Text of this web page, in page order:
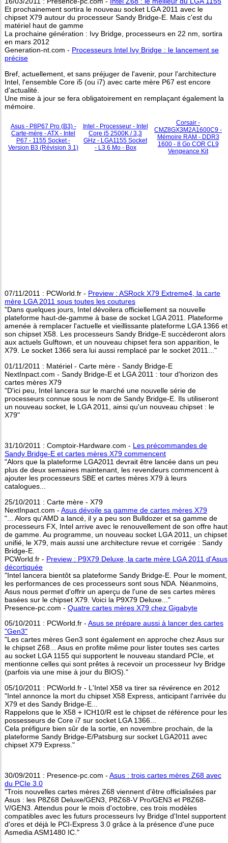
Et prochainement sortira le nouveau socket LGA 2011 avec le
chipset X79 autour du processeur Sandy Bridge-E. Mais c'est du
matériel haut de gamme
La prochaine génération : Ivy Bridge, processeurs en 22 nm, sortira
en mars 2012
Generation-nt.com - Processeurs Intel Ivy Bridge : le lancement se
précise
Bref, actuellement, et sans préjuger de l'avenir, pour l'architecture
Intel, l'ensemble Core i5 (ou i7) avec carte mère P67 est encore
d'actualité.
Une mise à jour se fera obligatoirement en remplaçant également la
mémoire.
Asus - P8P67 Pro (B3) -
Carte-mère - ATX - Intel
P67 - 1155 Socket -
Version B3 (Révision 3.1)
Intel - Processeur - Intel
Core i5 2500K / 3,3
GHz - LGA1155 Socket
- L3 6 Mo - Box
Corsair -
CMZ8GX3M2A1600C9 -
Mémoire RAM - DDR3
1600 - 8 Go COR CL9
Vengeance Kit
07/11/2011 : PCWorld.fr - Preview : ASRock X79 Extreme4, la carte
mère LGA 2011 sous toutes les coutures
"Dans quelques jours, Intel dévoilera officiellement sa nouvelle
plateforme haut-de-gamme à base de socket LGA 2011. Plateforme
amenée à remplacer l'actuelle et vieillissante plateforme LGA 1366 et
son chipset X58. Les processeurs Sandy Bridge-E succèderont alors
aux actuels Gulftown, et un nouveau chipset fera son apparition, le
X79. Le socket 1366 sera lui aussi remplacé par le socket 2011..."
01/11/2011 : Matériel - Carte mère - Sandy Bridge-E
NextInpact.com - Sandy Bridge-E et LGA 2011 : tour d'horizon des
cartes mères X79
"D'ici peu, Intel lancera sur le marché une nouvelle série de
processeurs connue sous le nom de Sandy Bridge-E. Ils utiliseront
un nouveau socket, le LGA 2011, ainsi qu'un nouveau chipset : le
X79"
31/10/2011 : Comptoir-Hardware.com - Les précommandes de
Sandy Bridge-E et cartes mères X79 commencent
"Alors que la plateforme LGA2011 devrait être lancée dans un peu
plus de deux semaines maintenant, les revendeurs commencent à
ajouter les processeurs SBE et cartes mères X79 à leurs
catalogues...
25/10/2011 : Carte mère - X79
NextInpact.com - Asus dévoile sa gamme de cartes mères X79
"... Alors qu'AMD a lancé, il y a peu son Bulldozer et sa gamme de
processeurs FX, Intel arrive avec le renouvellement de son offre haut
de gamme. Au programme, un nouveau socket LGA 2011, un chipset
unifié, le X79, mais aussi une architecture revue et corrigée : Sandy
Bridge-E.
PCWorld.fr - Preview : P9X79 Deluxe, la carte mère LGA 2011 d'Asus
décortiquée
"Intel lancera bientôt sa plateforme Sandy Bridge-E. Pour le moment,
les performances de ces processeurs sont sous NDA. Néanmoins,
Asus nous permet d'offrir un aperçu de l'une de ses cartes mères
basées sur le chipset X79. Voici la P9X79 Deluxe..."
Presence-pc.com - Quatre cartes mères X79 chez Gigabyte
05/10/2011 : PCWorld.fr - Asus se prépare aussi à lancer des cartes
"Gen3"
"Les cartes mères Gen3 sont également en approche chez Asus sur
le chipset Z68... Asus en profite même pour lister toutes ses cartes
au socket LGA 1155 qui supportent le nouveau standard PCIe, et
mentionne celles qui sont prêtes à recevoir un processeur Ivy Bridge
(parfois via une mise à jour du BIOS)."
05/10/2011 : PCWorld.fr - L'Intel X58 va tirer sa révérence en 2012
"Intel annonce la mort du chipset X58 Express, anticipant l'arrivée du
X79 et des Sandy Bridge-E...
Rappelons que le X58 + ICH10/R est le chipset de référence pour les
possesseurs de Core i7 sur socket LGA 1366...
Cela préfigure bien sûr de la sortie, en novembre prochain, de la
plateforme Sandy Bridge-E/Patsburg sur socket LGA2011 avec
chipset X79 Express."
30/09/2011 : Presence-pc.com - Asus : trois cartes mères Z68 avec
du PCIe 3.0
"Trois nouvelles cartes mères Z68 viennent d'être officialisées par
Asus : les P8Z68 Deluxe/GEN3, P8Z68-V Pro/GEN3 et P8Z68-
V/GEN3. Attendus pour le mois d'octobre, ces trois modèles
compatibles avec les futurs processeurs Ivy Bridge d'Intel supportent
d'ores et déjà le PCI-Express 3.0 grâce à la présence d'une puce
Asmedia ASM1480 IC."